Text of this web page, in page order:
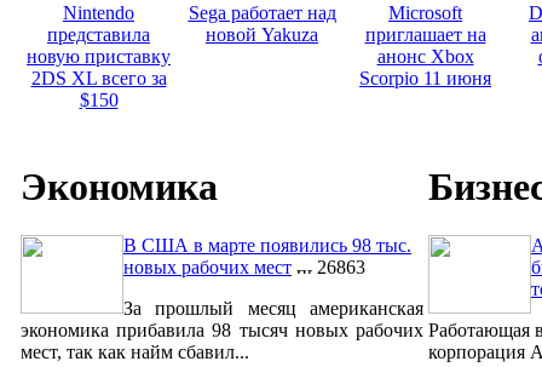
Nintendo
представила
новую приставку
2DS XL всего за
$150
Sega работает над
новой Yakuza
Microsoft
приглашает на
анонс Xbox
Scorpio 11 июня
Экономика
В США в марте появились 98 тыс.
новых рабочих мест
26863
За прошлый месяц американская
экономика прибавила 98 тысяч новых рабочих
мест, так как найм сбавил...
Работающая
корпорация